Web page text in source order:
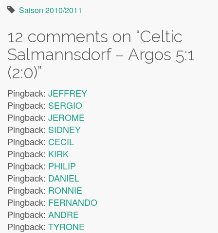
Saison 2010/2011
12 comments on “Celtic
Salmannsdorf – Argos 5:1
(2:0)”
Pingback: JEFFREY
Pingback: SERGIO
Pingback: JEROME
Pingback: SIDNEY
Pingback: CECIL
Pingback: KIRK
Pingback: PHILIP
Pingback: DANIEL
Pingback: RONNIE
Pingback: FERNANDO
Pingback: ANDRE
Pingback: TYRONE